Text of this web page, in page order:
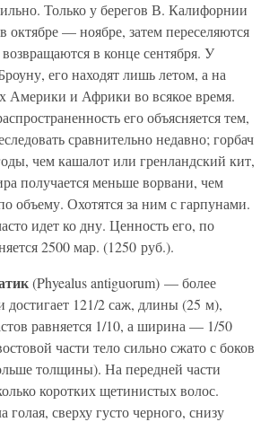
Только у берегов В. Калифорнии
октябре — ноябре, затем переселяются
в конце сентября. У
его находят лишь летом, а на
Америки и Африки во всякое время.
его объясняется тем,
сравнительно недавно; горбач
чем кашалот или гренландский кит,
получается меньше ворвани, чем
объему. Охотятся за ним с гарпунами.
идет ко дну. Ценность его, по
2500 мар. (1250 руб.).
(Phyealus antiguorum) — более
достигает 121/2 саж, длины (25 м),
равняется 1/10, а ширина — 1/50
части тело сильно сжато с боков
толщины). На передней части
коротких щетинистых волос.
голая, сверху густо черного, снизу